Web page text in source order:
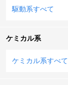
駆動系すべて
ケミカル系
ケミカル系すべて